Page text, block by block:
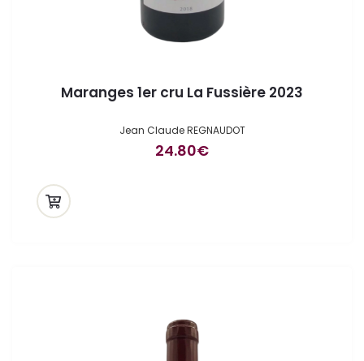
Maranges 1er cru La Fussière 2023
Jean Claude REGNAUDOT
24.80€